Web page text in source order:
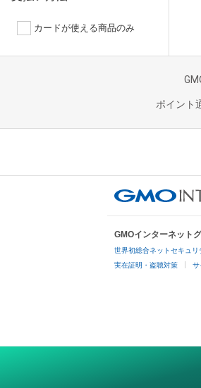
カードが使える商品のみ
ポイント
GMOインターネット
世界初総合ネットセキュリ
実在証明・盗聴対策 サ